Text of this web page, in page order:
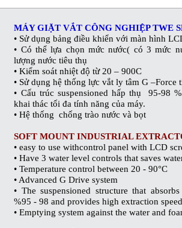
MÁY GIẶT VẮT CÔNG NGHIỆP TWE
• Sử dụng bảng điều khiển với màn hình
• Có thể lựa chọn mức nước( có 3 mức
lượng nước tiêu thụ
• Kiểm soát nhiệt độ từ 20 – 900C
• Sử dụng hệ thống lực vắt ly tâm G –Force
• Cấu trúc suspensioned hấp thụ 95-98
khai thác tối đa tính năng của máy.
• Hệ thống chống trào nước và bọt
SOFT MOUNT INDUSTRIAL
• easy to use withcontrol panel with LCD
• Have 3 water level controls that saves
• Temperature control between 20 - 90°C
• Advanced G Drive system
• The suspensioned structure that
%95 - 98 and provides high extraction
• Emptying system against the water and